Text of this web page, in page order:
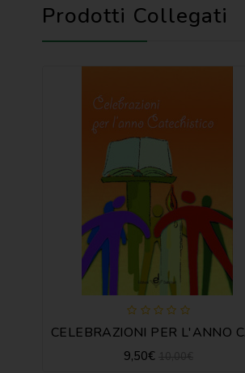
Prodotti Collegati
9,50€